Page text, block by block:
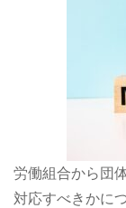
労働組合から団
対応すべきかに